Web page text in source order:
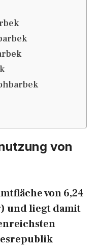
von
von 6,24
und liegt damit